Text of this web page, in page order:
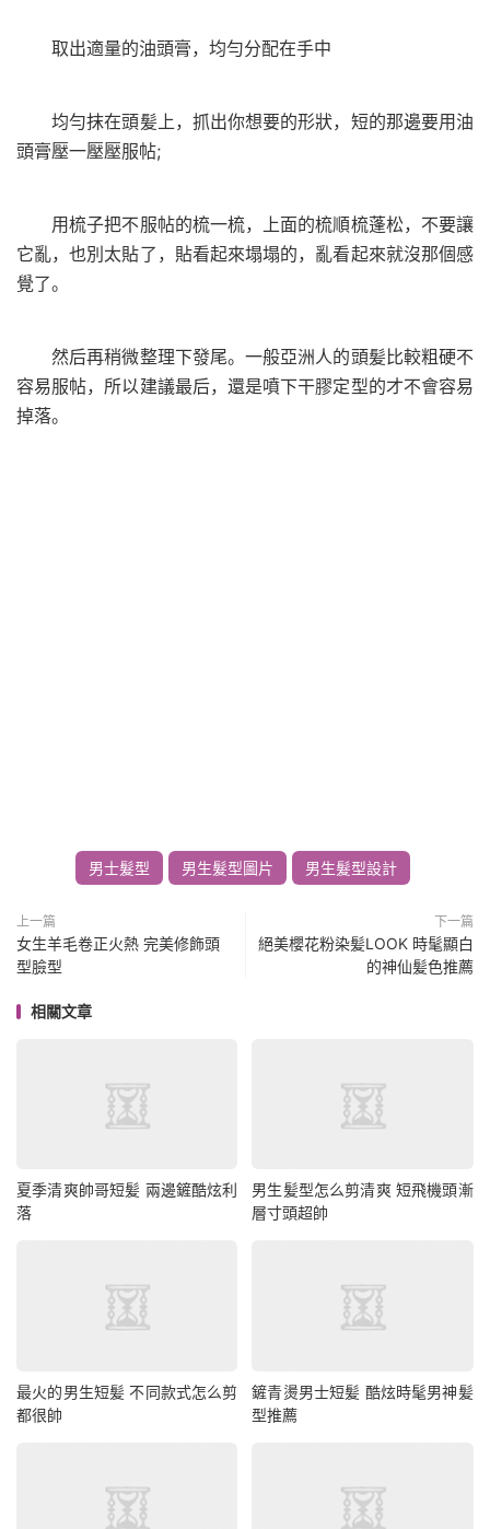
取出適量的油頭膏，均勻分配在手中
均勻抹在頭髪上，抓出你想要的形狀，短的那邊要用油
頭膏壓一壓壓服帖;
用梳子把不服帖的梳一梳，上面的梳順梳蓬松，不要讓
它亂，也別太貼了，貼看起來塌塌的，亂看起來就沒那個感
覺了。
然后再稍微整理下發尾。一般亞洲人的頭髪比較粗硬不
容易服帖，所以建議最后，還是噴下干膠定型的才不會容易
掉落。
男士髮型 男生髮型圖片 男生髮型設計
上一篇
女生羊毛卷正火熱 完美修飾頭
型臉型
下一篇
絕美櫻花粉染髪LOOK 時髦顯白
的神仙髪色推薦
相關文章
夏季清爽帥哥短髪 兩邊鏟酷炫利
落
男生髪型怎么剪清爽 短飛機頭漸
層寸頭超帥
最火的男生短髪 不同款式怎么剪
都很帥
鏟青燙男士短髪 酷炫時髦男神髪
型推薦